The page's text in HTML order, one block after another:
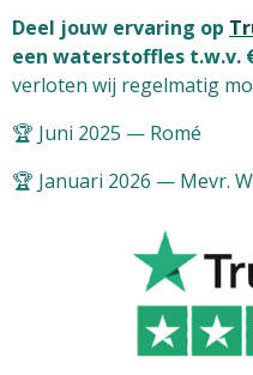
Deel jouw ervaring op
een waterstoffles t.w.v.
verloten wij regelmatig
🏆 Juni 2025 — Romé
🏆 Januari 2026 — Mevr.